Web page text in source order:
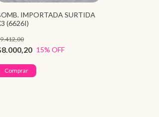
IMPORTADA SURTIDA
(6626I)
15% OFF